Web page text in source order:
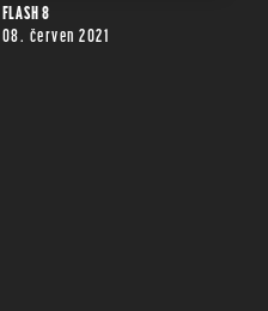
FLASH 8
08. červen 2021